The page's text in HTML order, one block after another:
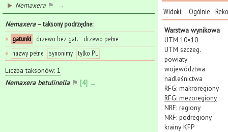
Nemaxera ⚑ →
Nemaxera— taksony podrzędne:
♦ gatunki drzewo bez gat.
drzewo pełne
♦ nazwy pełne synonimy tylko PL
Liczba taksonów: 1
Nemaxera betulinella⚑ [4] →
Widoki: Ogólnie
Warstwa wynikowa
UTM 10×10
UTM szczeg.
powiaty
województwa
nadleśnictwa
RFG: makroregiony
RFG: mezoregiony
NRF: regiony
NRF: podregiony
krainy KFP